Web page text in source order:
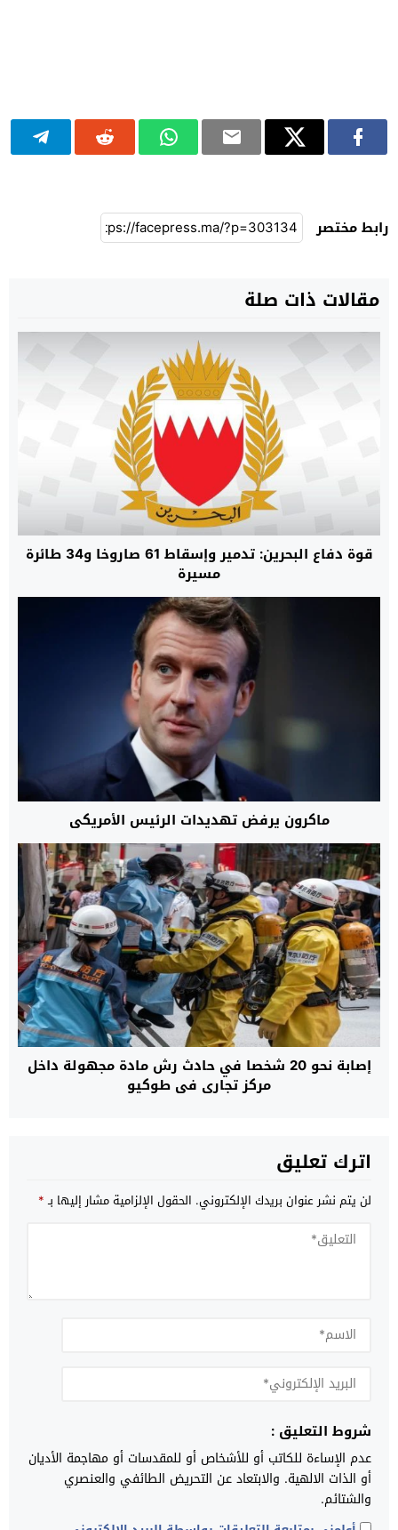
رابط مختصر
مقالات ذات صلة
قوة دفاع البحرين: تدمير وإسقاط 61 صاروخا و34 طائرة
مسيرة
ماكرون يرفض تهديدات الرئيس الأمريكي
إصابة نحو 20 شخصا في حادث رش مادة مجهولة داخل
مركز تجاري في طوكيو
اترك تعليق
لن يتم نشر عنوان بريدك الإلكتروني. الحقول الإلزامية مشار إليها بـ*
شروط التعليق :
عدم الإساءة للكاتب أو للأشخاص أو للمقدسات أو مهاجمة الأديان
أو الذات الالهية. والابتعاد عن التحريض الطائفي والعنصري
والشتائم.